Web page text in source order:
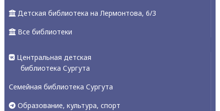
Детская библиотека на Лермонтова, 6/3
Все библиотеки
Центральная детская
библиотека Сургута
Семейная библиотека Сургута
Образование, культура, спорт